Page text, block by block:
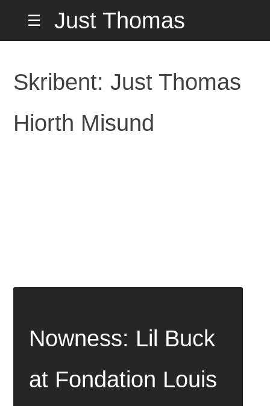
☰
Just Thomas
Skribent:Just Thomas
Hiorth Misund
Nowness: Lil Buck
at Fondation Louis